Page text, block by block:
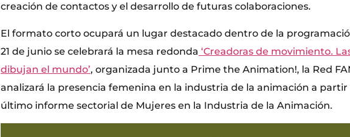
creación de contactos y el desarrollo de futuras colaboraciones.
El formato corto ocupará un lugar destacado dentro de la
21 de junio se celebrará la mesa redonda ‘Creadoras de movimiento.
dibujan el mundo’, organizada junto a Prime the Animation!, la Red
analizará la presencia femenina en la industria de la animación a partir
último informe sectorial de Mujeres en la Industria de la Animación.